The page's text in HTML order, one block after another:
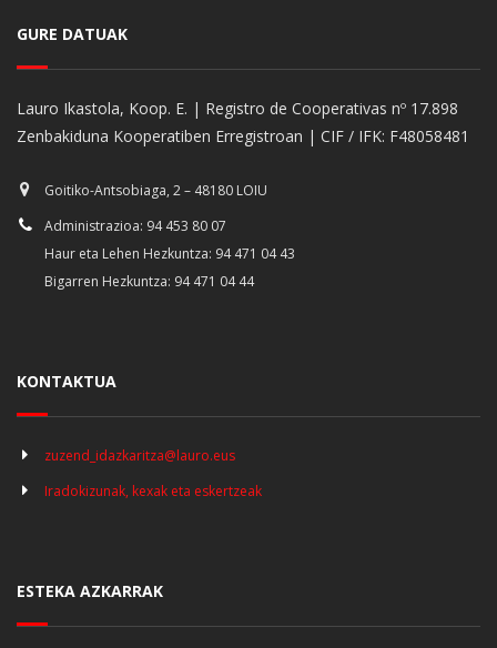
GURE DATUAK
Lauro Ikastola, Koop. E. | Registro de Cooperativas nº 17.898
Zenbakiduna Kooperatiben Erregistroan | CIF / IFK: F48058481
Goitiko-Antsobiaga, 2 – 48180 LOIU
Administrazioa: 94 453 80 07
Haur eta Lehen Hezkuntza: 94 471 04 43
Bigarren Hezkuntza: 94 471 04 44
KONTAKTUA
zuzend_idazkaritza@lauro.eus
Iradokizunak, kexak eta eskertzeak
ESTEKA AZKARRAK